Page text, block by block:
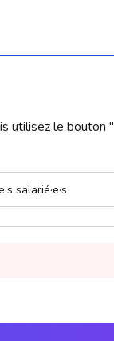
utilisez le bouton "